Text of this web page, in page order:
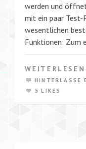
werden und
mit ein paar Test-
wesentlichen
Funktionen: Zum
HINTERLASSE
5 LIKES